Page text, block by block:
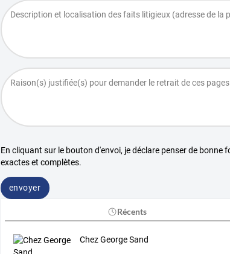
En cliquant sur le bouton d'envoi, je déclare penser de
exactes et complètes.
envoyer
Récents
Chez George Sand